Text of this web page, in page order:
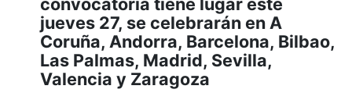
jueves 27, se celebrarán en A
Coruña, Andorra, Barcelona, Bilbao,
Las Palmas, Madrid, Sevilla,
Valencia y Zaragoza